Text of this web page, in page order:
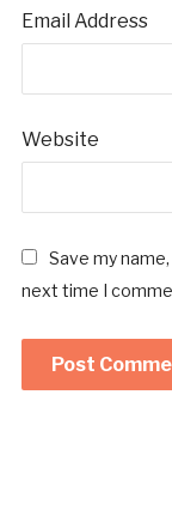
Email Address
Website
Save my
next time I